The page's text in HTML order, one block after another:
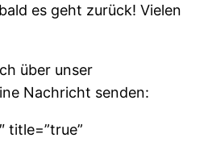
es geht zurück! Vielen
über unser
Nachricht senden:
title=”true”